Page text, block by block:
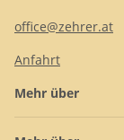
office@zehrer.at
Anfahrt
Mehr über